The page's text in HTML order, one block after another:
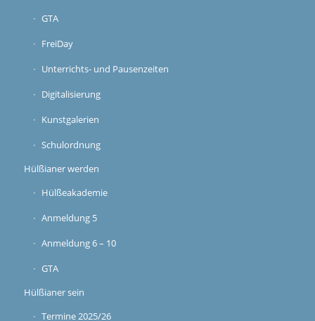
GTA
FreiDay
Unterrichts- und Pausenzeiten
Digitalisierung
Kunstgalerien
Schulordnung
Hülßianer werden
Hülßeakademie
Anmeldung 5
Anmeldung 6 – 10
GTA
Hülßianer sein
Termine 2025/26